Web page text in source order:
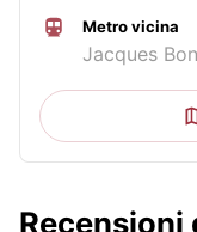
Metro vicina
Jacques
Recensioni